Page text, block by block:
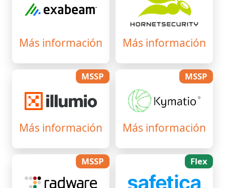
Más información Más información
MSSP
Más información
MSSP
Más información
MSSP Flex